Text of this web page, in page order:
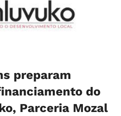
preparam
do
Parceria Mozal